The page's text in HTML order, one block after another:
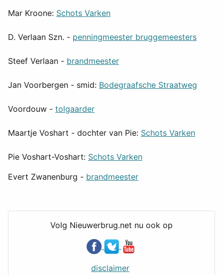
Mar Kroone: Schots Varken
D. Verlaan Szn. - penningmeester bruggemeesters
Steef Verlaan - brandmeester
Jan Voorbergen - smid: Bodegraafsche Straatweg
Voordouw - tolgaarder
Maartje Voshart - dochter van Pie: Schots Varken
Pie Voshart-Voshart: Schots Varken
Evert Zwanenburg - brandmeester
Volg Nieuwerbrug.net nu ook op
disclaimer